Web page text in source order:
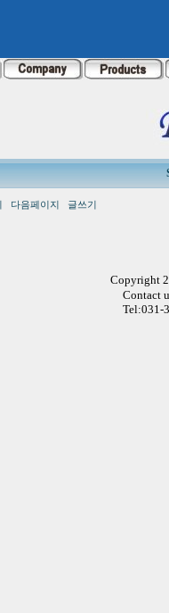
다음페이지 글쓰기
Copyright
Contact
Tel:031-